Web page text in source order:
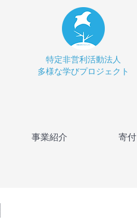
特定非営利活動法人
多様な学びプロジェクト
事業紹介 寄付